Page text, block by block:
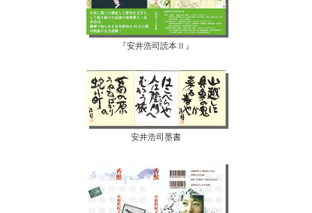
『安井浩司読本Ⅱ』
安井浩司墨書